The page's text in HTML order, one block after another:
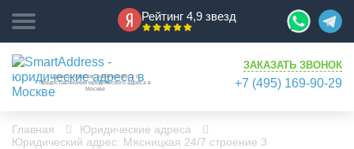
Рейтинг 4,9 звезд
Аренда офисов, рабочих мест, с
предоставлением юридического адреса в
Москве
ЗАКАЗАТЬ ЗВОНОК
+7 (495) 169-90-29
Главная
Юридические адреса
Юридический адрес: Мясницкая 24/7 строение 3